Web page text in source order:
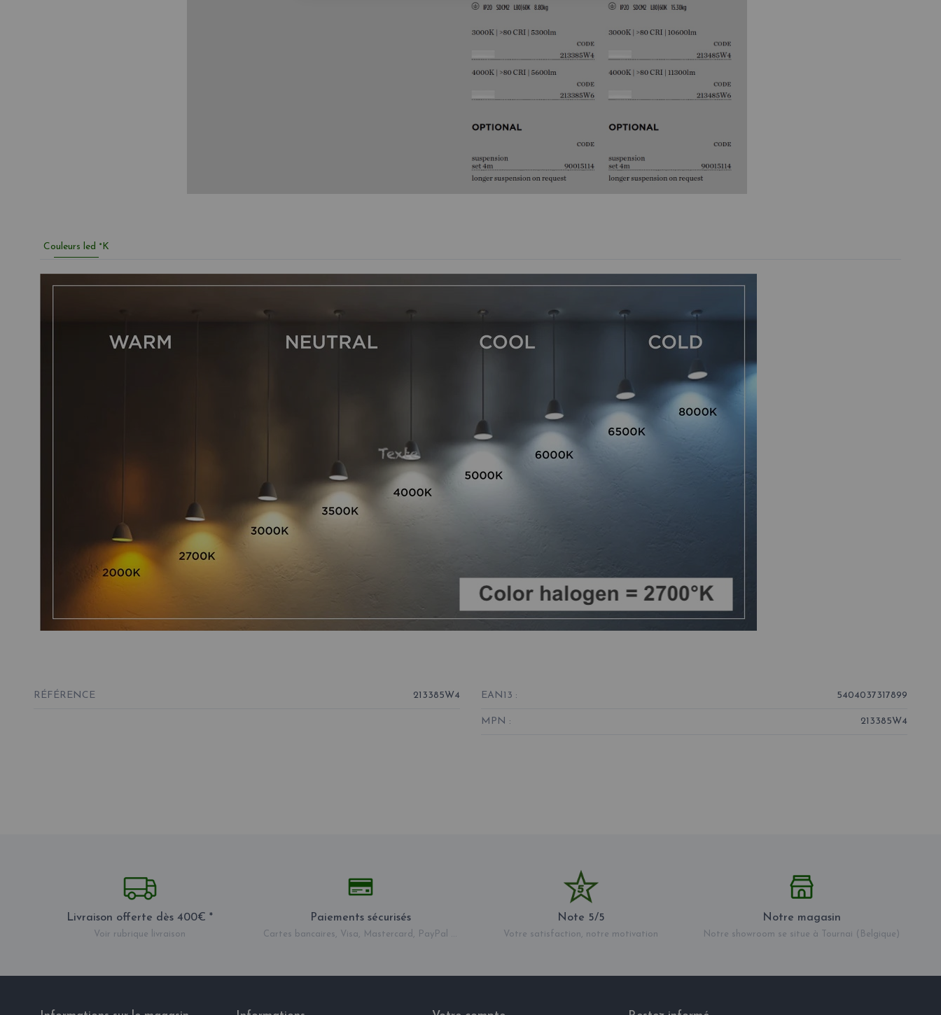
Couleurs led °K
RÉFÉRENCE 213385W4 EAN13 : 5404037317899
MPN : 213385W4
Livraison offerte dès 400€ *
Voir rubrique livraison
Paiements sécurisés
Cartes bancaires, Visa, Mastercard, PayPal ...
Note 5/5
Votre satisfaction, notre motivation
Notre magasin
Notre showroom se situe à Tournai (Belgique)